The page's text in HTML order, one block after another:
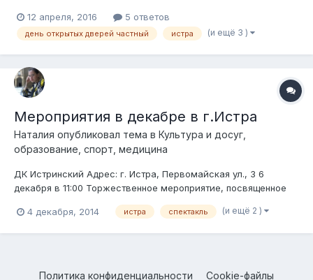
начало в 10:00. Мы предлагаем посетить некоторые наши
занятия по следующему расписанию: 10.30 музыка с мамой
12 апреля, 2016 5 ответов
день открытых дверей частный истра (и ещё 3 )
Мероприятия в декабре в г.Истра
Наталия опубликовал тема в Культура и досуг,
образование, спорт, медицина
ДК Истринский Адрес: г. Истра, Первомайская ул., 3 6
декабря в 11:00 Торжественное мероприятие, посвященное
пл.Революции Митинг, посвященный 73-ой годовщине
4 декабря, 2014 истра спектакль (и ещё 2 )
Политика конфиденциальности Cookie-файлы